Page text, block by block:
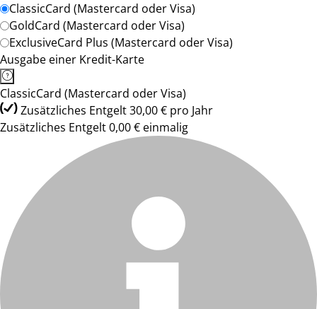
ClassicCard (Mastercard oder Visa)
GoldCard (Mastercard oder Visa)
ExclusiveCard Plus (Mastercard oder Visa)
Ausgabe einer Kredit-Karte
ClassicCard (Mastercard oder Visa)
Zusätzliches Entgelt 30,00 € pro Jahr
Zusätzliches Entgelt 0,00 € einmalig